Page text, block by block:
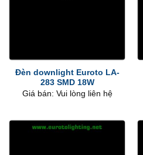
Đèn downlight Euroto LA-
283 SMD 18W
Giá bán: Vui lòng liên hệ